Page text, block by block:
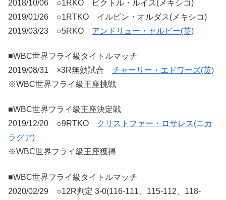
2018/10/06 ○1RKO ビクトル・ルイス(メキシコ)
2019/01/26 ○1RTKO イルビン・オルダス(メキシコ)
2019/03/23 ○5RKO アンドリュー・セルビー(英)
■WBC世界フライ級タイトルマッチ
2019/08/31 ×3R無効試合 チャーリー・エドワーズ(英)
※WBC世界フライ級王座挑戦
■WBC世界フライ級王座決定戦
2019/12/20 ○9RTKO
クリストファー・ロサレス(ニカ
ラグア)
※WBC世界フライ級王座獲得
■WBC世界フライ級タイトルマッチ
2020/02/29 ○12R判定 3-0(116-111、115-112、118-